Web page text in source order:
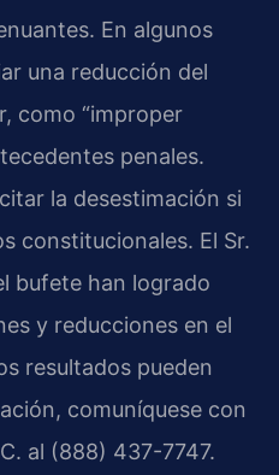
En algunos
una reducción del
como “improper
penales.
la desestimación si
constitucionales. El Sr.
bufete han logrado
y reducciones en el
resultados pueden
comuníquese con
al (888) 437-7747.